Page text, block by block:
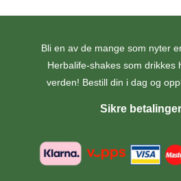
Bli en av de mange som nyter
Herbalife-shakes som drikkes
verden! Bestill din i dag og
Sikre